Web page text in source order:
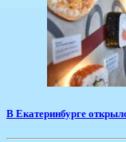
В Екатеринбурге